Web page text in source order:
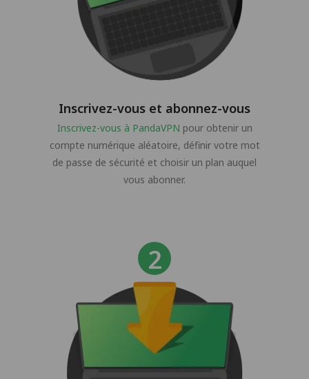
Inscrivez-vous et abonnez-vous
Inscrivez-vous à PandaVPN pour obtenir un
compte numérique aléatoire, définir votre mot
de passe de sécurité et choisir un plan auquel
vous abonner.